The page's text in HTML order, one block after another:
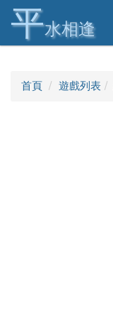
平水相逢
首頁 遊戲列表